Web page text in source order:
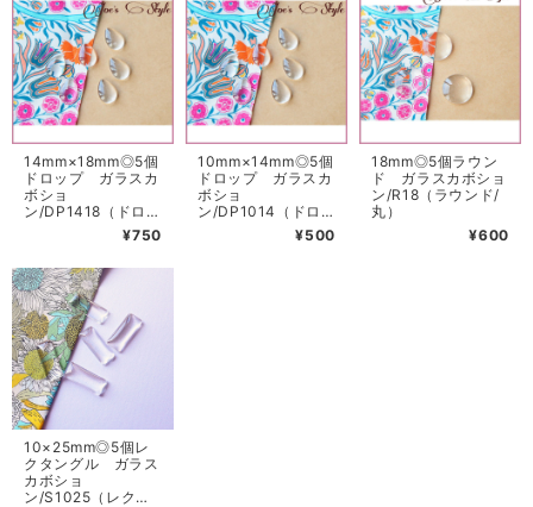
14mm×18mm◎5個
ドロップ ガラスカ
ボショ
ン/DP1418（ドロッ
¥750
10mm×14mm◎5個
ドロップ ガラスカ
ボショ
ン/DP1014（ドロ
¥500
18mm◎5個ラウン
ド ガラスカボショ
ン/R18（ラウンド/
丸）
¥600
10×25mm◎5個レ
クタングル ガラス
カボショ
ン/S1025（レクタ